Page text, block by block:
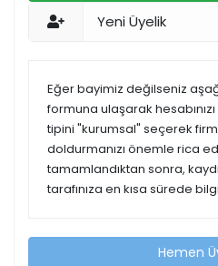
Yeni Üyelik
Eğer bayimiz değilseniz
formuna ulaşarak
tipini "kurumsal" seçerek
doldurmanızı önemle rica
tamamlandıktan sonra,
tarafınıza en kısa sürede
Hemen